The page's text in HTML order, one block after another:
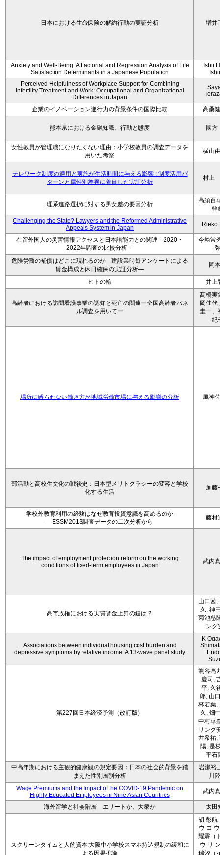
日本における生命保険の解約行動の実証分析 増井
Anxiety and Well-Being: A Factorial and Regression Analysis of Life
Satisfaction Determinants in a Japanese Population
Ishii
Perceived Helpfulness of Workplace Support for Combining
Infertility Treatment and Work: Occupational and Organizational
Differences in Japan
企業のイノベーション遂行力の背景条件の国際比較 高桑
熊本県における金融知識、行動と態度 國
女性教員が管理職になりたくない理由：小学校教員の調査データを
用いた考察
横山
テレワーク制度の適用と実施が生活時間に与える影響 : 制度活用パ
ターンと属性別差異に着目した実証分析
村上
理系進路選択に対する男女差の要因分析
高須百
幹
Challenging the State? Lawyers and the Reformed Administrative
Appeals System in Japan
Rieko
在留外国人の災害情報アクセスと日本語能力との関連―2020・
2022年調査の比較分析―
今﨑常
弥
危険労働の補償はどこに現れるのか―建設業時短アンケートによる
賃金構成と休日確保の実証分析―
岡
ヒトの輪 井上
高齢者における訪問看護事業の認知と死亡の関連ー全国高齢者パネ
ル調査を用いてー
髙橋実
岡佳代
圭一、
紀
場所に縛られない働き方が地域労働市場に与える影響の分析 風神
部活動と高校生文化の戦後史：日本型メリトクラシーの変容と学校
化する生活
加藤
学校外教育利用の経験はなぜ教育投資意識を高めるのか
―ESSM2013調査データの二次分析から
藤村
The impact of employment protection reform on the working
conditions of fixed-term employees in Japan
武内
高市政権における実質賃金上昇の鍵は？
山口茜,
久, 神
菊池慈
ング
Associations between individual housing cost burden and
depressive symptoms by relative income: A 13-wave panel study
K
第227回日本経済予測（改訂版）
熊谷亮
慶司,
平, 久
郎, 山
林若葉,
久, 畑
中村華
リング
井希祐,
陽, 是
平石
中高年期における主観的健康観の規定要因：日本の社会的背景を踏
まえた性別層別分析
岩瀬裕
川
Wage Premiums and the Impact of the COVID‑19 Pandemic on
Highly Educated Employees in Nine Asian Countries
武内
海外留学と社会階層―エリートか、大衆か 太田
スクリーンタイムと人的資本:大阪中小学校スマホ持込規制の緩和に
よる因果推論
胡 彭航
ウ コ
耀霖（
ウ リ
瑞汐（